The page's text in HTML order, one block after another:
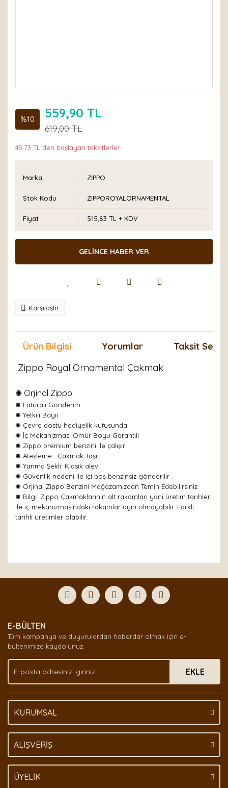
%10 559,90 TL
619,00 TL
45,73 TL den başlayan taksitlerle!
Marka ZİPPO
Stok Kodu ZIPPOROYALORNAMENTAL
Fiyat 515,83 TL + KDV
GELİNCE HABER VER
Karşılaştır
Ürün Bilgisi Yorumlar
Taksit
Zippo Royal Ornamental Çakmak
✺ Orjinal Zippo
✺ Faturalı Gönderim
✺ Yetkili Bayii
✺ Çevre dostu hediyelik kutusunda
✺ İç Mekanizması Ömür Boyu Garantili
✺ Zippo premium benzini ile çalışır
✺ Ateşleme : Çakmak Taşı
✺ Yanma Şekli: Klasik alev
✺ Güvenlik nedeni ile içi boş benzinsiz gönderilir .
✺ Orjinal Zippo Benzini Mağazamızdan Temin Edebilirsiniz.
✺ Bilgi: Zippo Çakmaklarının alt rakamları yani üretim tarihleri
ile iç mekanizmasındaki rakamlar aynı olmayabilir. Farklı
tarihli üretimler olabilir.
Yorum Yaz
formunu kullanarak tarafımıza iletebilirsiniz.
Görüş ve önerileriniz için teşekkür ederiz.
Ürün açıklamasında eksik bilgiler bulunuyor.
Ürün bilgilerinde hatalar bulunuyor.
Ürün fiyatı diğer sitelerden daha pahalı.
Bu ürüne benzer farklı alternatifler olmalı.
E-BÜLTEN
Tüm kampanya ve duyurulardan haberdar olmak için e-
bültenimize kaydolunuz.
EKLE
KURUMSAL
ALIŞVERİŞ
ÜYELİK